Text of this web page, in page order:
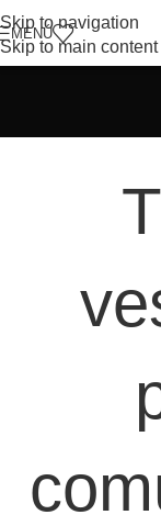
Skip to navigation
Skip to main content
MENÚ